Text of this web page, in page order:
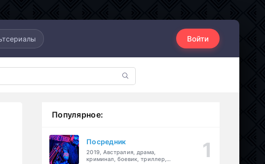
Войти
Популярное:
Посредник
2019, Австралия, драма,
криминал, боевик, триллер,